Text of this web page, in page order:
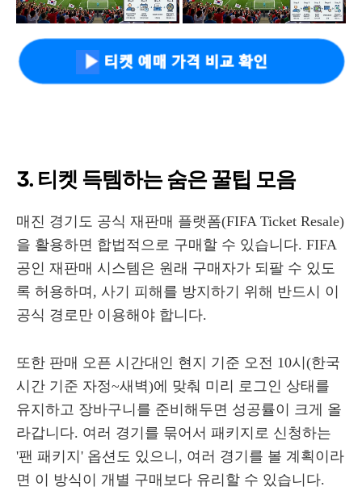
3. 티켓 득템하는 숨은 꿀팁 모음
매진 경기도 공식 재판매 플랫폼(FIFA Ticket Resale)
을 활용하면 합법적으로 구매할 수 있습니다. FIFA
공인 재판매 시스템은 원래 구매자가 되팔 수 있도
록 허용하며, 사기 피해를 방지하기 위해 반드시 이
공식 경로만 이용해야 합니다.
또한 판매 오픈 시간대인 현지 기준 오전 10시(한국
시간 기준 자정~새벽)에 맞춰 미리 로그인 상태를
유지하고 장바구니를 준비해두면 성공률이 크게 올
라갑니다. 여러 경기를 묶어서 패키지로 신청하는
'팬 패키지' 옵션도 있으니, 여러 경기를 볼 계획이라
면 이 방식이 개별 구매보다 유리할 수 있습니다.